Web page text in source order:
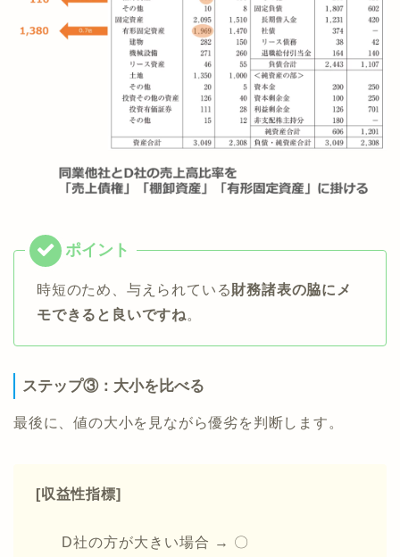
時短のため、与えられている財務諸表の脇にメ
モできると良いですね。
ステップ③：大小を比べる
最後に、値の大小を見ながら優劣を判断します。
[収益性指標]
D社の方が大きい場合 → 〇